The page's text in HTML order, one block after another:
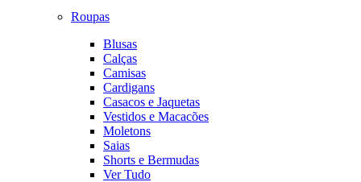
Roupas
Blusas
Calças
Camisas
Cardigans
Casacos e Jaquetas
Vestidos e Macacões
Moletons
Saias
Shorts e Bermudas
Ver Tudo